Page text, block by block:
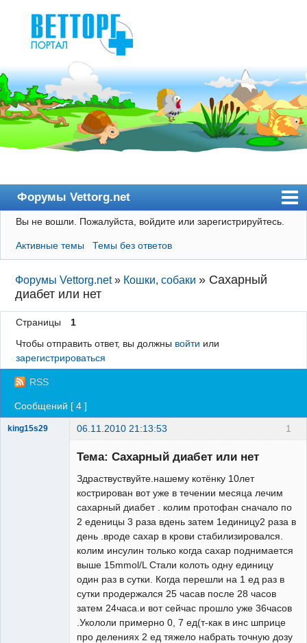
Форумы Vettorg.net
Главная
Пользователи
Правила
Поиск
Регистрация
Вход
Вы не вошли. Пожалуйста, войдите или зарегистрируйтесь.
Активные темы Темы без ответов
Форумы Vettorg.net » Кошки, собаки » Сахарный
диабет или нет
Страницы
1
Чтобы отправить ответ, вы должны войти или
зарегистрироваться
RSS
Сообщений [ 4 ]
1
king15s29 06.11.2010 21:13:53
Зарегистрированный
Тема: Сахарный диабет или нет
Здраствуствуйте.нашему котёнку 10лет
кострирован вот уже в течении месяца лечим
сахарный диабет . колим протофан сначало по
2 еденицы 3 раза вдень затем 1единицу2 раза в
день .вроде сахар в крови стабилизировался.
колим инсулин только когда сахар поднимается
выше 15mmol/L Стали колоть одну единицу
один раз в сутки. Когда перешли на 1 ед раз в
сутки продержался 25 часав после 28 часов
затем 24часа.и вот сейчас прошло уже 36часов
.Укололи примерно 0, 7 ед(т-как в инс шприце
про делениях 2 ед тяжело набрать точную дозу